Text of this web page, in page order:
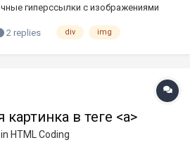
гиперссылки с изображениями
от которого я не могу
2 replies div img
в теге <a>
HTML Coding